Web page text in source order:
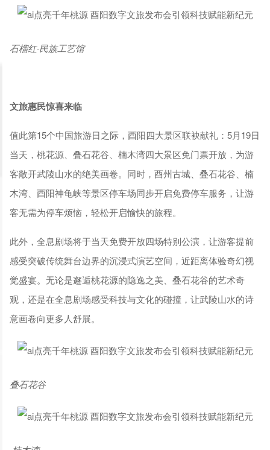
石榴红·民族工艺馆
文旅惠民惊喜来临
值此第15个中国旅游日之际，酉阳四大景区联袂献礼：5月19日
当天，桃花源、叠石花谷、楠木湾四大景区免门票开放，为游
客敞开武陵山水的绝美画卷。同时，酉州古城、叠石花谷、楠
木湾、酉阳神龟峡等景区停车场同步开启免费停车服务，让游
客无需为停车烦恼，轻松开启愉快的旅程。
此外，全息剧场将于当天免费开放四场特别公演，让游客提前
感受突破传统舞台边界的沉浸式演艺空间，近距离体验奇幻视
觉盛宴。无论是邂逅桃花源的隐逸之美、叠石花谷的艺术奇
观，还是在全息剧场感受科技与文化的碰撞，让武陵山水的诗
意画卷向更多人舒展。
叠石花谷